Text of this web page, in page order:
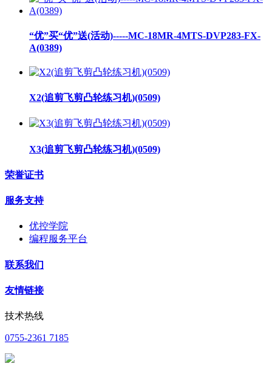
“优”买“优”送(活动)-----MC-18MR-4MTS-DVP283-FX-
A(0389)
X2(追剪飞剪凸轮练习机)(0509)
X3(追剪飞剪凸轮练习机)(0509)
荣誉证书
服务支持
优控学院
编程服务平台
联系我们
友情链接
技术热线
0755-2361 7185